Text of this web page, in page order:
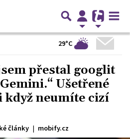
29°C
přestal googlit
Ušetřené
když neumíte cizí
články | mobify.cz